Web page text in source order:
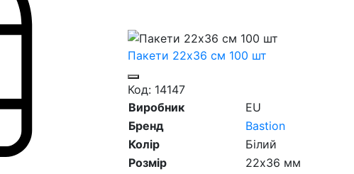
Пакети 22х36 см 100 шт
Код: 14147
Виробник
EU
Бренд
Bastion
Колір
Білий
Розмір
22х36 мм